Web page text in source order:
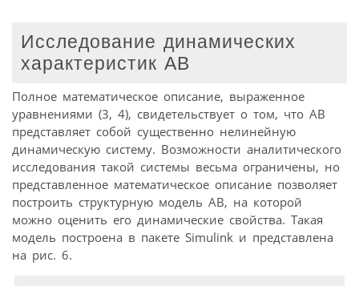
Исследование динамических
характеристик АВ
Полное математическое описание, выраженное
уравнениями (3, 4), свидетельствует о том, что АВ
представляет собой существенно нелинейную
динамическую систему. Возможности аналитического
исследования такой системы весьма ограничены, но
представленное математическое описание позволяет
построить структурную модель АВ, на которой
можно оценить его динамические свойства. Такая
модель построена в пакете Simulink и представлена
на рис. 6.